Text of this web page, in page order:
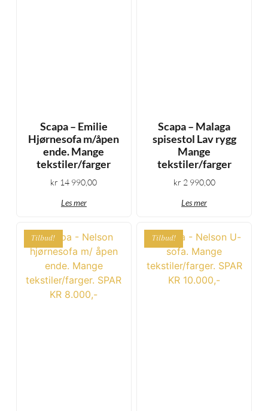
Scapa – Emilie
Hjørnesofa m/åpen
ende. Mange
tekstiler/farger
kr 14 990,00
Les mer
Scapa – Malaga
spisestol Lav rygg
Mange
tekstiler/farger
kr 2 990,00
Les mer
Tilbud! Tilbud!